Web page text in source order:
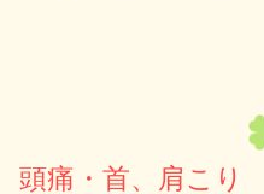
頭痛・首、肩こり